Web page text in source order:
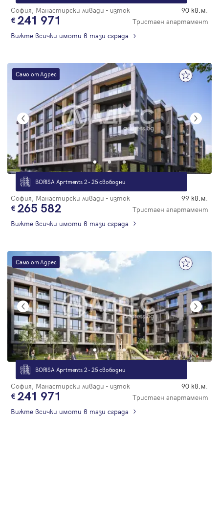
София, Манастирски ливади - изток 90 кв.м.
241 971
Тристаен апартамент
Вижте всички имоти в тази сграда
Само от Адрес
BORISA Aprtments 2 - 25 свободни
София, Манастирски ливади - изток 99 кв.м.
265 582
Тристаен апартамент
Вижте всички имоти в тази сграда
Само от Адрес
BORISA Aprtments 2 - 25 свободни
София, Манастирски ливади - изток 90 кв.м.
241 971
Тристаен апартамент
Вижте всички имоти в тази сграда